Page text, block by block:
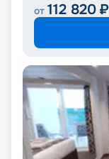
от 112 820 ₽